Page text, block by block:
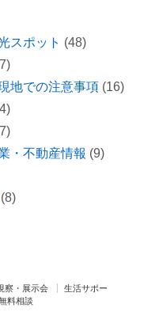
スポット (48)
地での注意事項 (16)
・不動産情報 (9)
(8)
察・展示会
生活サポー
料相談